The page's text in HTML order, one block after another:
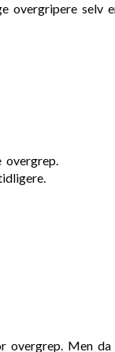
overgripere selv
Men da